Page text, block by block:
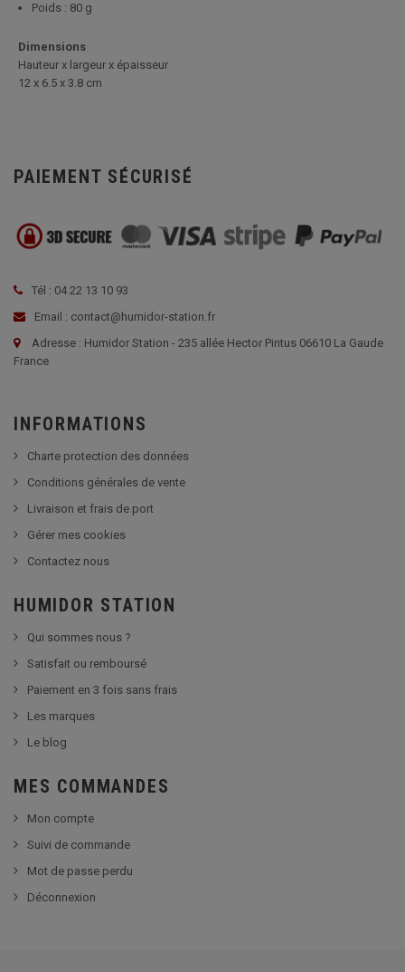
Poids : 80 g
Dimensions
Hauteur x largeur x épaisseur
12 x 6.5 x 3.8 cm
PAIEMENT SÉCURISÉ
Tél : 04 22 13 10 93
Email : contact@humidor-station.fr
Adresse : Humidor Station - 235 allée Hector Pintus 06610 La Gaude
France
INFORMATIONS
Charte protection des données
Conditions générales de vente
Livraison et frais de port
Gérer mes cookies
Contactez nous
HUMIDOR STATION
Qui sommes nous ?
Satisfait ou remboursé
Paiement en 3 fois sans frais
Les marques
Le blog
MES COMMANDES
Mon compte
Suivi de commande
Mot de passe perdu
Déconnexion